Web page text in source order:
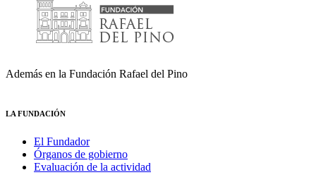
Además en la Fundación Rafael del Pino
LA FUNDACIÓN
El Fundador
Órganos de gobierno
Evaluación de la actividad